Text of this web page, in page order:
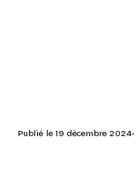
Publié le 19 décembre 2024-